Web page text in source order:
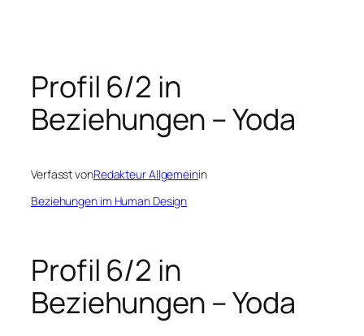
springen
Profil 6/2 in
Beziehungen – Yoda
Verfasst vonRedakteur Allgemeinin
Beziehungen im Human Design
Profil 6/2 in
Beziehungen – Yoda